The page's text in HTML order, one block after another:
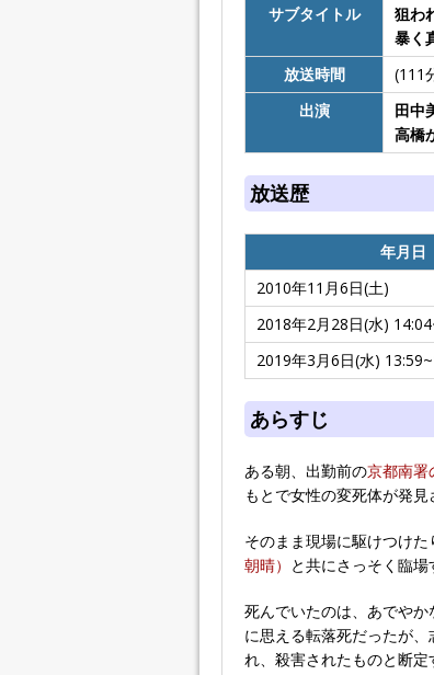
サブタイトル
狙わ
暴く
放送時間
(111
出演
田中
高橋
放送歴
年月日
2010年11月6日(土)
2018年2月28日(水)
2019年3月6日(水)
あらすじ
ある朝、出勤前の京都南署
もとで女性の変死体が発見
そのまま現場に駆けつけた
朝晴） と共にさっそく臨場
死んでいたのは、あでや
に思える転落死だったが
れ、殺害されたものと断定